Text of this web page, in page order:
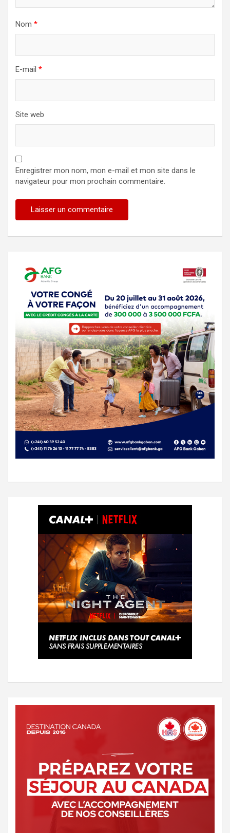
Nom *
E-mail *
Site web
Enregistrer mon nom, mon e-mail et mon site dans le
navigateur pour mon prochain commentaire.